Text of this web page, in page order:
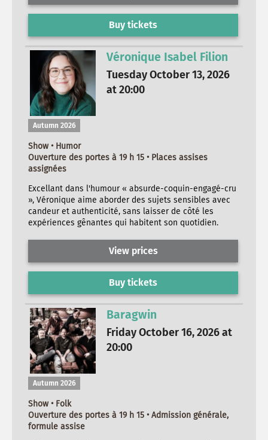
Buy tickets
Véronique Isabel Filion
Tuesday October 13, 2026
at 20:00
Autumn 2026
Show • Humor
Ouverture des portes à 19 h 15 • Places assises
assignées
Excellant dans l'humour « absurde-coquin-engagé-cru
», Véronique aime aborder des sujets sensibles avec
candeur et authenticité, sans laisser de côté les
expériences gênantes qui habitent son quotidien.
View prices
Buy tickets
Baragwin
Friday October 16, 2026 at
20:00
Autumn 2026
Show • Folk
Ouverture des portes à 19 h 15 • Admission générale,
formule assise